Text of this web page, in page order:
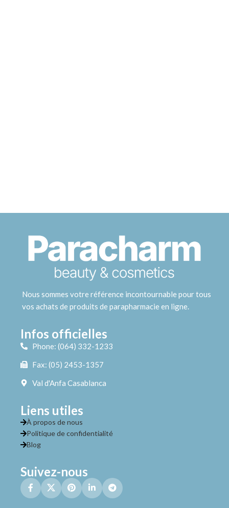
Nous sommes votre référence incontournable pour tous
vos achats de produits de parapharmacie en ligne.
Infos officielles
Phone: (064) 332-1233
Fax: (05) 2453-1357
Val d'Anfa Casablanca
Liens utiles
À propos de nous
Politique de confidentialité
Blog
Suivez-nous